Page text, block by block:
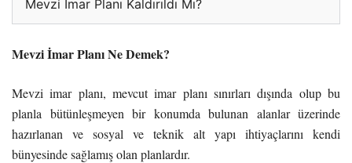
Mevzi İmar Planı Kaldırıldı Mı?
Mevzi İmar Planı Ne Demek?
Mevzi imar planı, mevcut imar planı sınırları dışında olup bu
planla bütünleşmeyen bir konumda bulunan alanlar üzerinde
hazırlanan ve sosyal ve teknik alt yapı ihtiyaçlarını kendi
bünyesinde sağlamış olan planlardır.